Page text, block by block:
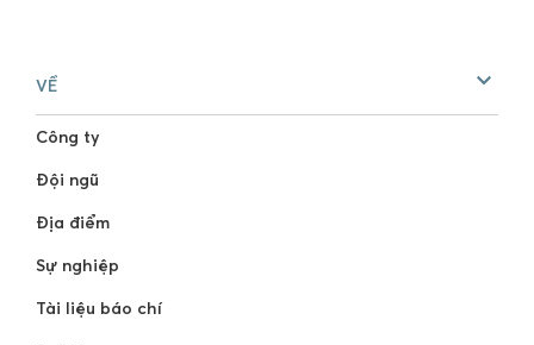
VỀ
Công ty
Đội ngũ
Địa điểm
Sự nghiệp
Tài liệu báo chí